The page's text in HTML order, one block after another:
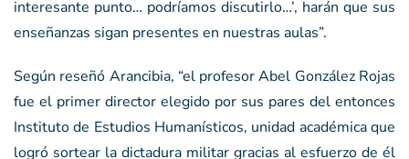
interesante punto… podríamos discutirlo…’, harán que sus
enseñanzas sigan presentes en nuestras aulas”.
Según reseñó Arancibia, “el profesor Abel González Rojas
fue el primer director elegido por sus pares del entonces
Instituto de Estudios Humanísticos, unidad académica que
logró sortear la dictadura militar gracias al esfuerzo de él